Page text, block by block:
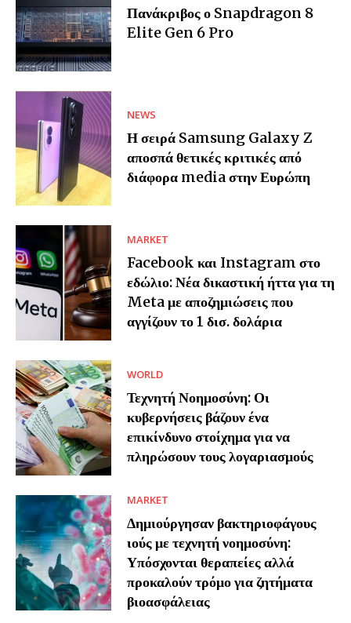
Πανάκριβος ο Snapdragon 8
Elite Gen 6 Pro
NEWS
Η σειρά Samsung Galaxy Z
αποσπά θετικές κριτικές από
διάφορα media στην Ευρώπη
MARKET
Facebook και Instagram στο
εδώλιο: Νέα δικαστική ήττα για τη
Meta με αποζημιώσεις που
αγγίζουν το 1 δισ. δολάρια
WORLD
Τεχνητή Νοημοσύνη: Οι
κυβερνήσεις βάζουν ένα
επικίνδυνο στοίχημα για να
πληρώσουν τους λογαριασμούς
MARKET
Δημιούργησαν βακτηριοφάγους
ιούς με τεχνητή νοημοσύνη:
Υπόσχονται θεραπείες αλλά
προκαλούν τρόμο για ζητήματα
βιοασφάλειας